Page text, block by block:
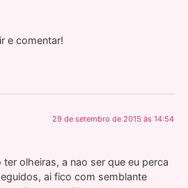
e comentar!
29 de setembro de 2015 às 14:54
olheiras, a nao ser que eu perca
ai fico com semblante